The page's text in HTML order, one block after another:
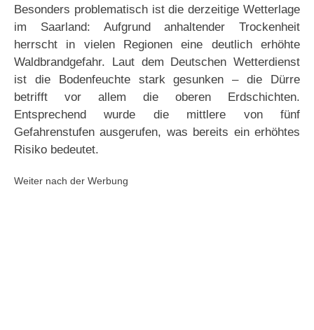
Besonders problematisch ist die derzeitige Wetterlage
im Saarland: Aufgrund anhaltender Trockenheit
herrscht in vielen Regionen eine deutlich erhöhte
Waldbrandgefahr. Laut dem Deutschen Wetterdienst
ist die Bodenfeuchte stark gesunken – die Dürre
betrifft vor allem die oberen Erdschichten.
Entsprechend wurde die mittlere von fünf
Gefahrenstufen ausgerufen, was bereits ein erhöhtes
Risiko bedeutet.
Weiter nach der Werbung